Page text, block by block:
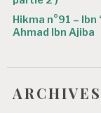
c
l
Hikma n°91 –
Ahmad Ibn Ajiba
ARCHIVES